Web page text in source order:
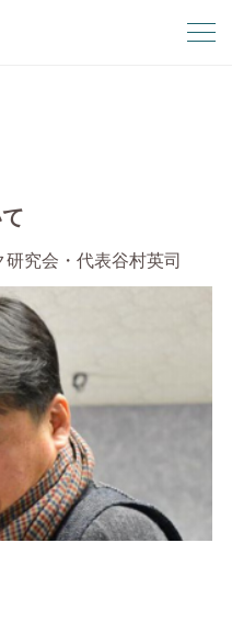
究会・代表谷村英司